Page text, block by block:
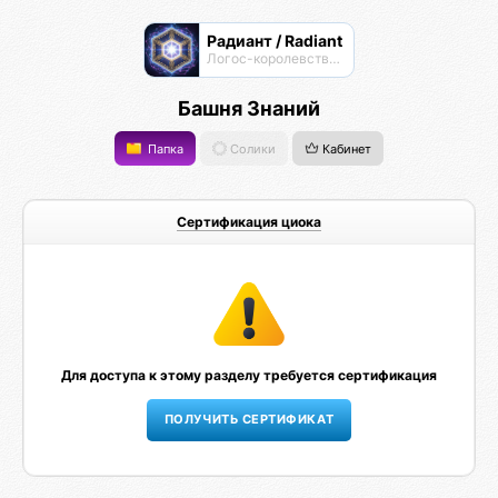
Радиант / Radiant
Логос-королевство циоков
Башня Знаний
Папка Солики Кабинет
Сертификация циока
Для доступа к этому разделу требуется сертификация
ПОЛУЧИТЬ СЕРТИФИКАТ